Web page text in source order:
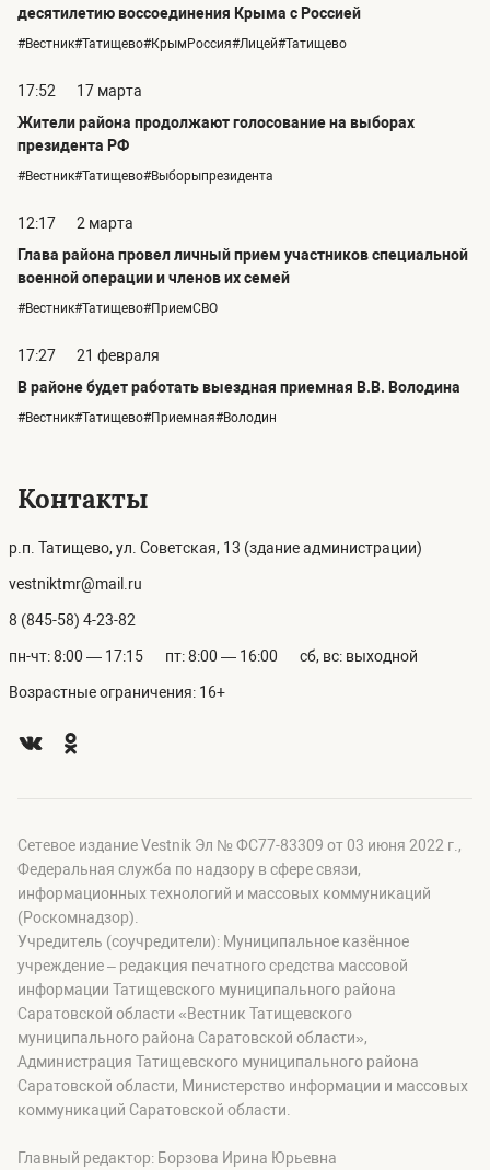
десятилетию воссоединения Крыма с Россией
#Вестник#Татищево#КрымРоссия#Лицей#Татищево
17:52
17 марта
Жители района продолжают голосование на выборах
президента РФ
#Вестник#Татищево#Выборыпрезидента
12:17
2 марта
Глава района провел личный прием участников специальной
военной операции и членов их семей
#Вестник#Татищево#ПриемСВО
17:27
21 февраля
В районе будет работать выездная приемная В.В. Володина
#Вестник#Татищево#Приемная#Володин
Контакты
р.п. Татищево, ул. Советская, 13 (здание администрации)
vestniktmr@mail.ru
8 (845-58) 4-23-82
пн-чт: 8:00 — 17:15 пт: 8:00 — 16:00 сб, вс: выходной
Возрастные ограничения: 16+
Сетевое издание Vestnik Эл № ФС77-83309 от 03 июня 2022 г.,
Федеральная служба по надзору в сфере связи,
информационных технологий и массовых коммуникаций
(Роскомнадзор).
Учредитель (соучредители): Муниципальное казённое
учреждение – редакция печатного средства массовой
информации Татищевского муниципального района
Саратовской области «Вестник Татищевского
муниципального района Саратовской области»,
Администрация Татищевского муниципального района
Саратовской области, Министерство информации и массовых
коммуникаций Саратовской области.
Главный редактор: Борзова Ирина Юрьевна